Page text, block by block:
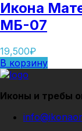
Икона
МБ-07
19,500₽
В корзину
Иконы и требы